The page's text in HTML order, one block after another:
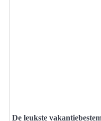
De leukste